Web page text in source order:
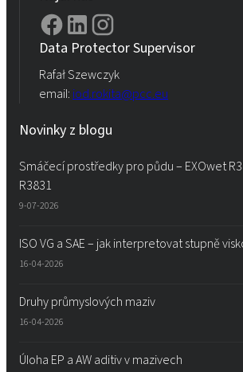
Data Protector Supervisor
Rafał Szewczyk
email: iod.rokita@pcc.eu
Novinky z blogu
Smáčecí prostředky pro půdu – EXOwet
R3831
9-07-2026
ISO VG a SAE – jak interpretovat stupně
16-04-2026
Druhy průmyslových maziv
16-04-2026
Úloha EP a AW aditiv v mazivech